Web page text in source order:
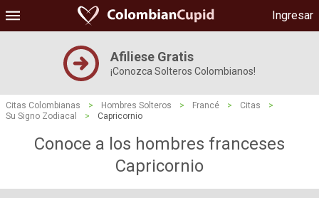
Ingresar
Afiliese Gratis
¡Conozca Solteros Colombianos!
Citas Colombianas > Hombres Solteros > Francé > Citas
>
Su Signo Zodiacal
> Capricornio
Conoce a los hombres franceses
Capricornio